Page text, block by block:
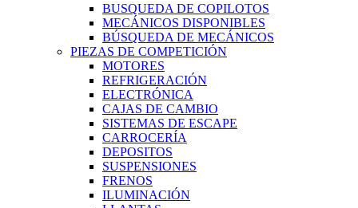
BUSQUEDA DE COPILOTOS
MECÁNICOS DISPONIBLES
BÚSQUEDA DE MECÁNICOS
PIEZAS DE COMPETICIÓN
MOTORES
REFRIGERACIÓN
ELECTRÓNICA
CAJAS DE CAMBIO
SISTEMAS DE ESCAPE
CARROCERÍA
DEPOSITOS
SUSPENSIONES
FRENOS
ILUMINACIÓN